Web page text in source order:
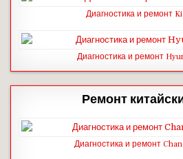
Диагностика и ремонт
Диагностика и ремонт
Ремонт
Диагностика и ремонт